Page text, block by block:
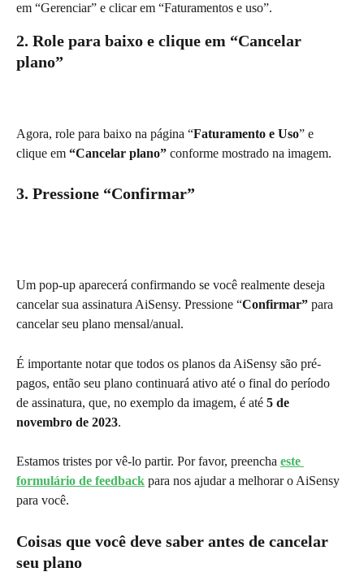
em “Gerenciar” e clicar em “Faturamentos e uso”.
2. Role para baixo e clique em “Cancelar
plano”
Agora, role para baixo na página “Faturamento e Uso” e
clique em “Cancelar plano” conforme mostrado na imagem.
3. Pressione “Confirmar”
Um pop-up aparecerá confirmando se você realmente deseja
cancelar sua assinatura AiSensy. Pressione “Confirmar” para
cancelar seu plano mensal/anual.
É importante notar que todos os planos da AiSensy são pré-
pagos, então seu plano continuará ativo até o final do período
de assinatura, que, no exemplo da imagem, é até 5 de
novembro de 2023.
Estamos tristes por vê-lo partir. Por favor, preencha este
formulário de feedback para nos ajudar a melhorar o AiSensy
para você.
Coisas que você deve saber antes de cancelar
seu plano